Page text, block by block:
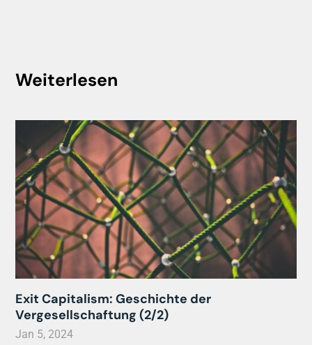
Weiterlesen
Exit Capitalism: Geschichte der
Vergesellschaftung (2/2)
Jan 5, 2024